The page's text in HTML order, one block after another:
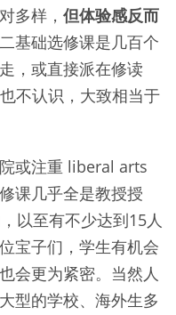
多样， 但体验感反而
基础选修课是几百个
，或直接派在修读
不认识，大致相当于
或注重 liberal arts
课几乎全是教授授
以至有不少达到15人
宝子们，学生有机会
会更为紧密。当然人
型的学校、海外生多